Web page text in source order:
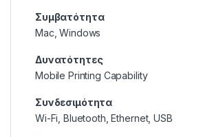
Συμβατότητα
Mac, Windows
Δυνατότητες
Mobile Printing Capability
Συνδεσιμότητα
Wi-Fi, Bluetooth, Ethernet, USB